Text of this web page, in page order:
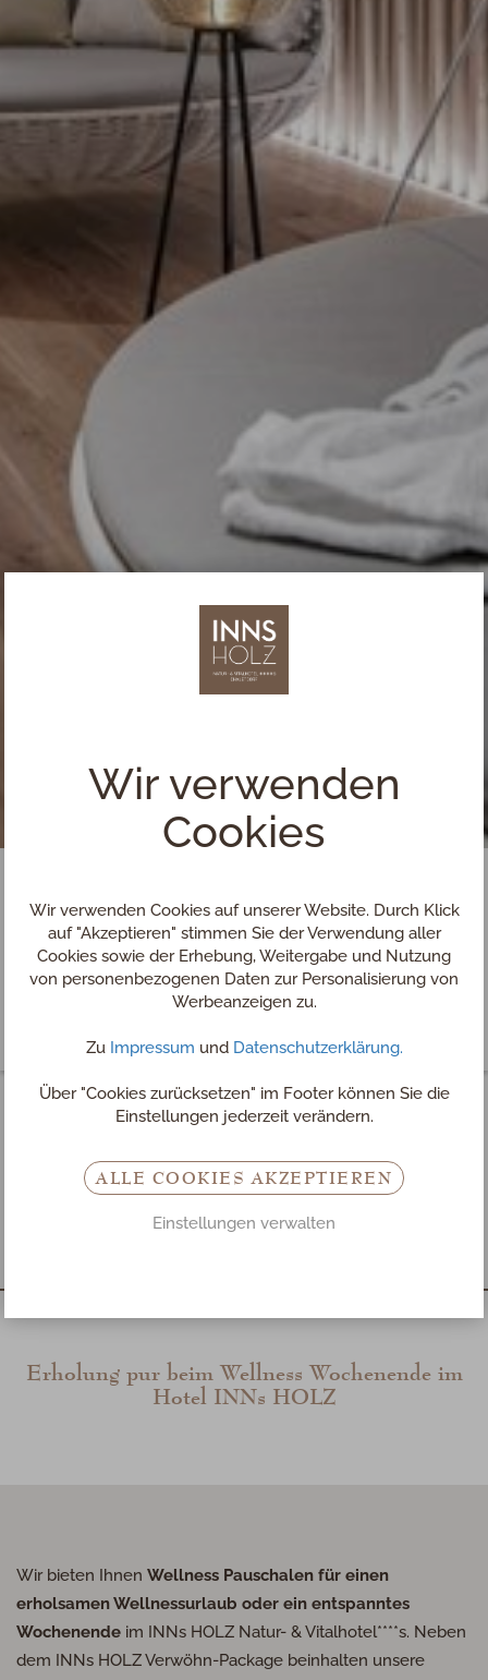
Wellness Pauschalen in
Oberösterreich
Erholung pur beim Wellness Wochenende im
Hotel INNs HOLZ
Wir bieten Ihnen Wellness Pauschalen für einen
erholsamen Wellnessurlaub oder ein entspanntes
Wochenende im INNs HOLZ Natur- & Vitalhotel****s. Neben
dem INNs HOLZVerwöhn-Package beinhalten unsere
Wir verwenden
Cookies
Wir verwenden Cookies auf unserer Website. Durch Klick
auf "Akzeptieren" stimmen Sie der Verwendung aller
Cookies sowie der Erhebung, Weitergabe und Nutzung
von personenbezogenen Daten zur Personalisierung von
Werbeanzeigen zu.
Zu Impressum und Datenschutzerklärung.
Über "Cookies zurücksetzen" im Footer können Sie die
Einstellungen jederzeit verändern.
ALLE COOKIES AKZEPTIEREN
Einstellungen verwalten